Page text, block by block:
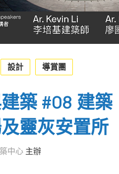
設計 導賞團
築 #08 建
靈灰安置所
中心 主辦